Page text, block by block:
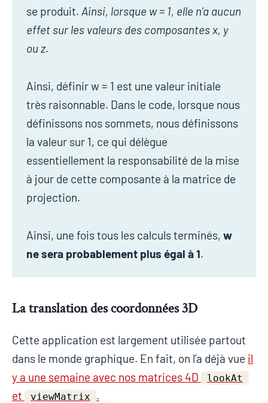
se produit. Ainsi, lorsque w = 1, elle n’a aucun
effet sur les valeurs des composantes x, y
ou z.
Ainsi, définir w = 1 est une valeur initiale
très raisonnable. Dans le code, lorsque nous
définissons nos sommets, nous définissons
la valeur sur 1, ce qui délègue
essentiellement la responsabilité de la mise
à jour de cette composante à la matrice de
projection.
Ainsi, une fois tous les calculs terminés, w
ne sera probablement plus égal à 1.
La translation des coordonnées 3D
Cette application est largement utilisée partout
dans le monde graphique. En fait, on l’a déjà vue il
y a une semaine avec nos matrices 4D
lookAt
et viewMatrix .